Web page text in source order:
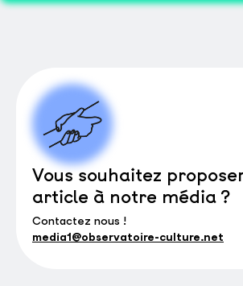
Vous souhaitez
article à notre média ?
Contactez nous !
media1@observatoire-culture.net